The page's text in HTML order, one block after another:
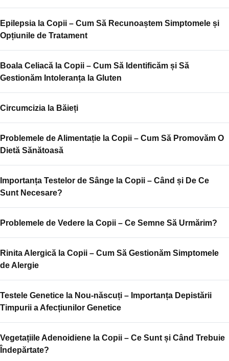
Epilepsia la Copii – Cum Să Recunoaștem Simptomele și
Opțiunile de Tratament
Boala Celiacă la Copii – Cum Să Identificăm și Să
Gestionăm Intoleranța la Gluten
Circumcizia la Băieți
Problemele de Alimentație la Copii – Cum Să Promovăm O
Dietă Sănătoasă
Importanța Testelor de Sânge la Copii – Când și De Ce
Sunt Necesare?
Problemele de Vedere la Copii – Ce Semne Să Urmărim?
Rinita Alergică la Copii – Cum Să Gestionăm Simptomele
de Alergie
Testele Genetice la Nou-născuți – Importanța Depistării
Timpurii a Afecțiunilor Genetice
Vegetațiile Adenoidiene la Copii – Ce Sunt și Când Trebuie
Îndepărtate?